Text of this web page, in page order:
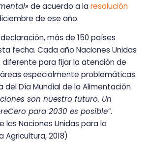
de acuerdo a laresolución
de ese año.
más de 150 países
fecha. Cada año Naciones Unidas
para fijar la atención de
especialmente problemáticas.
del Día Mundial de la Alimentación
son nuestro futuro. Un
para 2030 es posible”.
las Naciones Unidas para la
Agricultura, 2018)